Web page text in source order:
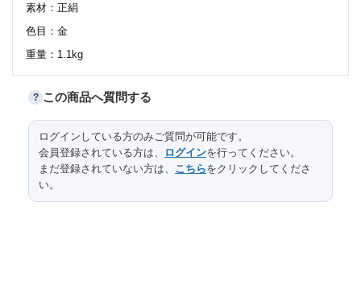
素材：正絹
色目：金
重量：1.1kg
サイズ（cm）
長さ 424
幅 31
? この商品へ質問する
ログインしている方のみご質問が可能です。
会員登録されている方は、
ログインを行ってください。
まだ登録されていない方は、 こちらをクリックしてくださ
い。